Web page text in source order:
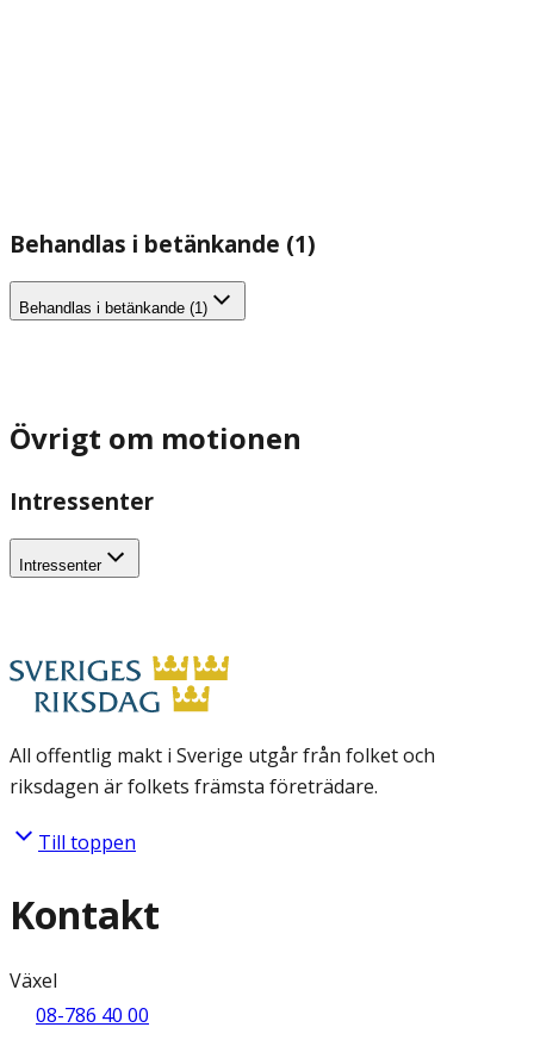
Behandlas i betänkande (1)
Behandlas i betänkande (1)
Övrigt om motionen
Intressenter
Intressenter
All offentlig makt i Sverige utgår från folket och
riksdagen är folkets främsta företrädare.
Till toppen
Kontakt
Växel
08-786 40 00